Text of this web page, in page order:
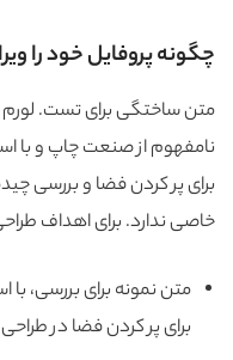
چگونه پروفایل خود را
متن ساختگی برای تست.
نامفهوم از صنعت چاپ و با
برای پر کردن فضا و بررسی
خاصی ندارد. برای اهداف
متن نمونه برای بررسی،
برای پر کردن فضا در